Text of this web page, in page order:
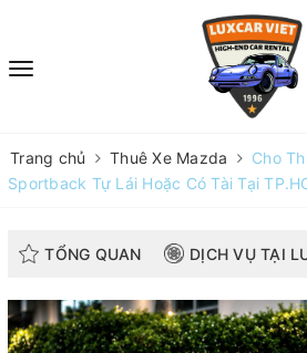
Trang chủ Thuê Xe Mazda
Cho
Sportback Tự Lái Hoặc Có Tài Tại
TỔNG QUAN DỊCH VỤ TẠI